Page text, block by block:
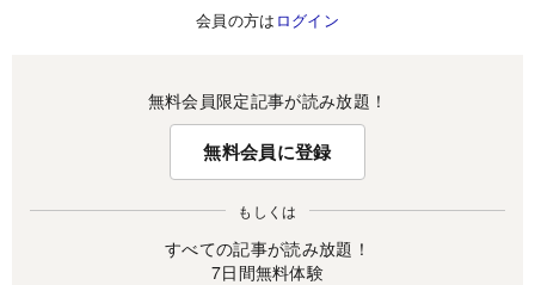
会員の方は ログイン
無料会員限定記事が読み放題！
無料会員に登録
もしくは
すべての記事が読み放題！
7日間無料体験